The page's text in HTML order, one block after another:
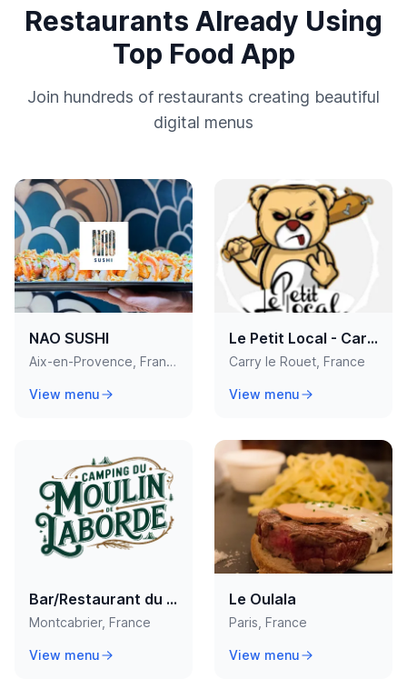
Restaurants Already Using
Top Food App
Join hundreds of restaurants creating beautiful
digital menus
NAO SUSHI
Aix-en-Provence, France
View menu
Le Petit Local - Carry le Rouet
Carry le Rouet, France
View menu
Bar/Restaurant du camping du moulin de laborde
Montcabrier, France
View menu
Le Oulala
Paris, France
View menu